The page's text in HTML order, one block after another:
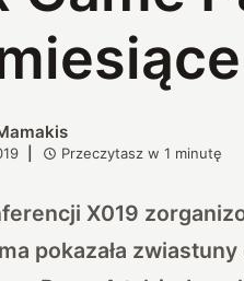
Przeczytasz w1 minutę
X019
pokazała